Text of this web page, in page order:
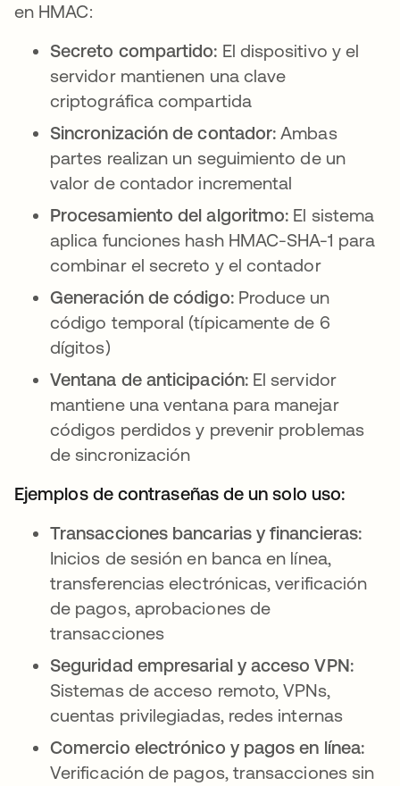
en HMAC:
Secreto compartido: El dispositivo y el
servidor mantienen una clave
criptográfica compartida
Sincronización de contador: Ambas
partes realizan un seguimiento de un
valor de contador incremental
Procesamiento del algoritmo: El sistema
aplica funciones hash HMAC-SHA-1 para
combinar el secreto y el contador
Generación de código:Produce un
código temporal (típicamente de 6
dígitos)
Ventana de anticipación:El servidor
mantiene una ventana para manejar
códigos perdidos y prevenir problemas
de sincronización
Ejemplos de contraseñas de un solo uso:
Transacciones bancarias y financieras:
Inicios de sesión en banca en línea,
transferencias electrónicas, verificación
de pagos, aprobaciones de
transacciones
Seguridad empresarial y acceso VPN:
Sistemas de acceso remoto, VPNs,
cuentas privilegiadas, redes internas
Comercio electrónico y pagos en línea:
Verificación de pagos, transacciones sin